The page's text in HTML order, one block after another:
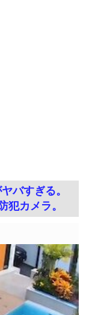
バすぎる。
犯カメラ。